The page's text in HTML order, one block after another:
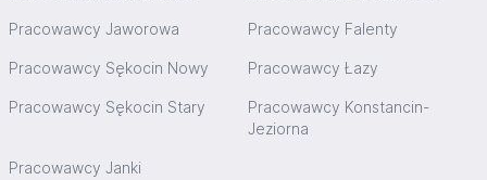
Pracowawcy Jaworowa Pracowawcy Falenty
Pracowawcy Sękocin Nowy Pracowawcy Łazy
Pracowawcy Sękocin Stary
Pracowawcy Konstancin-
Jeziorna
Pracowawcy Janki